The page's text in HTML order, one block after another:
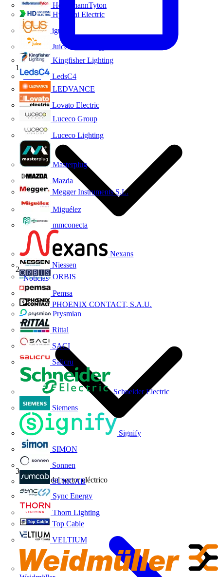
HellermannTyton
Hyundai Electric
igus
Juice Technology
Kingfisher Lighting
LedsC4
LEDVANCE
Lovato Electric
Luceco Group
Luceco Lighting
Masterplug
Mazda
Megger Instruments S.L.
Miguélez
mmconecta
Nexans
Niessen
ORBIS
Pemsa
PHOENIX CONTACT, S.A.U.
Prysmian
Rittal
SACI
Salicru
Schneider Electric
Siemens
Signify
SIMON
Sonnen
SUMCAB
Sync Energy
Thorn Lighting
Top Cable
VELTIUM
Inicio
Noticias
Noticias del sector eléctrico